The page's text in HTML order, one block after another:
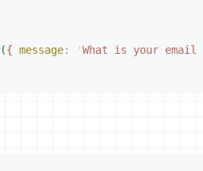
({ message: 'What is your email